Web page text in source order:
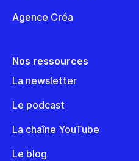
Agence Créa
Nos ressources
La newsletter
Le podcast
La chaîne YouTube
Le blog